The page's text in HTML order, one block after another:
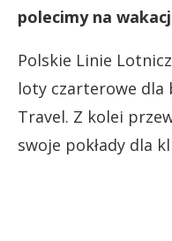
polecimy na
Polskie Linie
loty czarterowe dla
Travel. Z kolei
swoje pokłady dla